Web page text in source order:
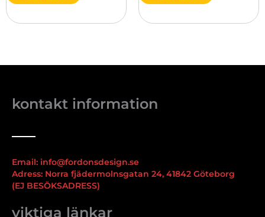
kontakt information
Email: info@fordonsdesign.se
Adress: Norra fjädermolnsgatan 24, 41842 Göteborg
(EJ BESÖKSADRESS)
viktiga länkar